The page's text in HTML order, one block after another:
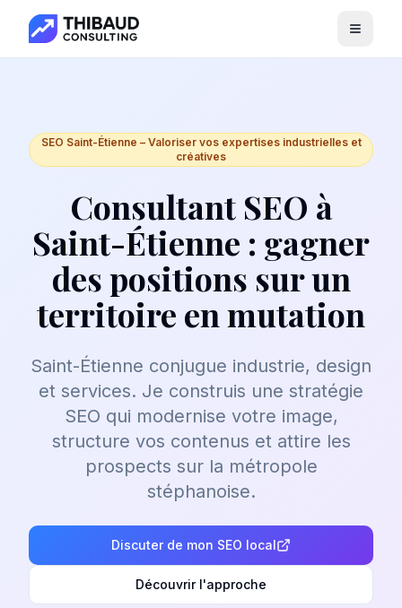
Menu
SEO Saint-Étienne – Valoriser vos expertises industrielles et
créatives
Consultant SEO à
Saint-Étienne : gagner
des positions sur un
territoire en mutation
Saint-Étienne conjugue industrie, design
et services. Je construis une stratégie
SEO qui modernise votre image,
structure vos contenus et attire les
prospects sur la métropole
stéphanoise.
Discuter de mon SEO local
Découvrir l'approche